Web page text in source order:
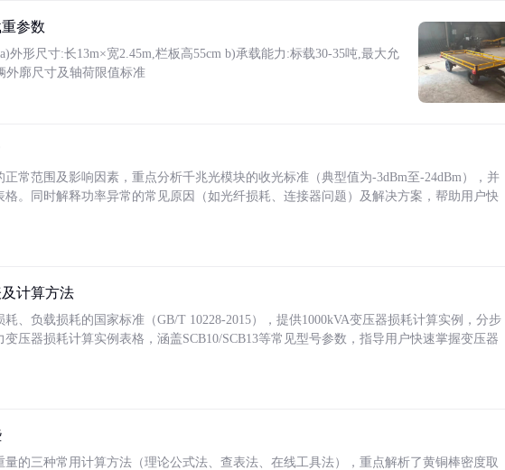
参数
外形尺寸:长13m×宽2.45m,栏板高55cm b)承载能力:标载30-35吨,最大允
外廓尺寸及轴荷限值标准
常范围及影响因素，重点分析千兆光模块的收光标准（典型值为-3dBm至-24dBm），并
。同时解释功率异常的常见原因（如光纤损耗、连接器问题）及解决方案，帮助用户快
计算方法
、负载损耗的国家标准（GB/T 10228-2015），提供1000kVA变压器损耗计算实例，分步
压器损耗计算实例表格，涵盖SCB10/SCB13等常见型号参数，指导用户快速掌握变压器
的三种常用计算方法（理论公式法、查表法、在线工具法），重点解析了黄铜棒密度取